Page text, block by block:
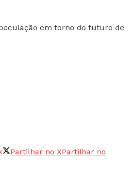
Partilhar no XPartilhar no